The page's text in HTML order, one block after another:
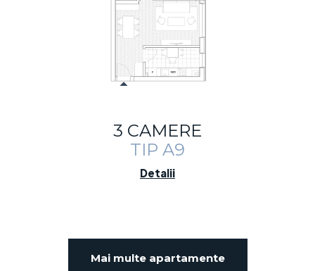
3 CAMERE
TIP A9
Detalii
Mai multe apartamente